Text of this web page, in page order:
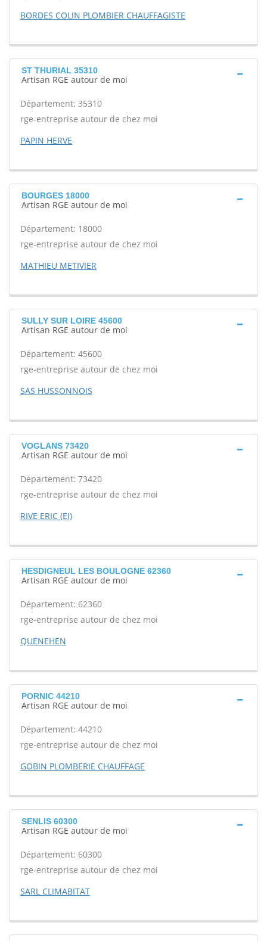
BORDES COLIN PLOMBIER CHAUFFAGISTE
ST THURIAL 35310
Artisan RGE autour de moi
Département: 35310
rge-entreprise autour de chez moi
PAPIN HERVE
BOURGES 18000
Artisan RGE autour de moi
Département: 18000
rge-entreprise autour de chez moi
MATHIEU METIVIER
SULLY SUR LOIRE 45600
Artisan RGE autour de moi
Département: 45600
rge-entreprise autour de chez moi
SAS HUSSONNOIS
VOGLANS 73420
Artisan RGE autour de moi
Département: 73420
rge-entreprise autour de chez moi
RIVE ERIC (EI)
HESDIGNEUL LES BOULOGNE 62360
Artisan RGE autour de moi
Département: 62360
rge-entreprise autour de chez moi
QUENEHEN
PORNIC 44210
Artisan RGE autour de moi
Département: 44210
rge-entreprise autour de chez moi
GOBIN PLOMBERIE CHAUFFAGE
SENLIS 60300
Artisan RGE autour de moi
Département: 60300
rge-entreprise autour de chez moi
SARL CLIMABITAT